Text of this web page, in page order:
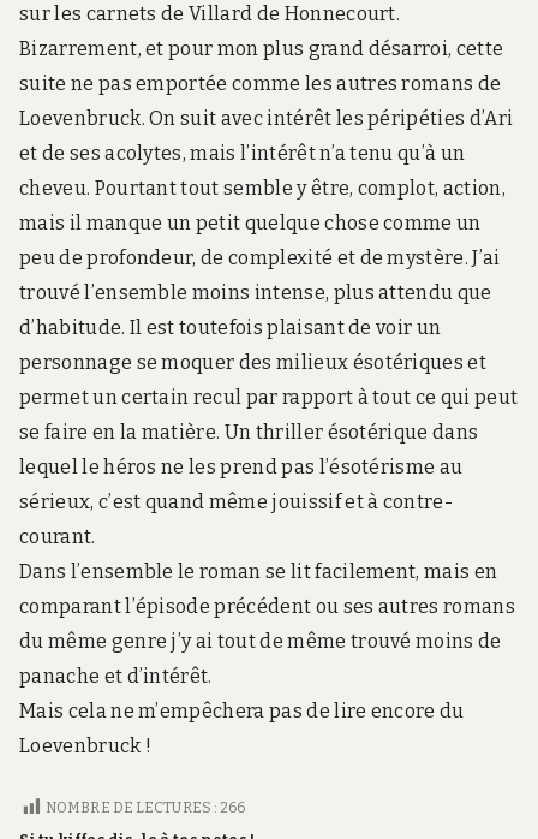
sur les carnets de Villard de Honnecourt.
Bizarrement, et pour mon plus grand désarroi, cette
suite ne pas emportée comme les autres romans de
Loevenbruck. On suit avec intérêt les péripéties d’Ari
et de ses acolytes, mais l’intérêt n’a tenu qu’à un
cheveu. Pourtant tout semble y être, complot, action,
mais il manque un petit quelque chose comme un
peu de profondeur, de complexité et de mystère. J’ai
trouvé l’ensemble moins intense, plus attendu que
d’habitude. Il est toutefois plaisant de voir un
personnage se moquer des milieux ésotériques et
permet un certain recul par rapport à tout ce qui peut
se faire en la matière. Un thriller ésotérique dans
lequel le héros ne les prend pas l’ésotérisme au
sérieux, c’est quand même jouissif et à contre-
courant.
Dans l’ensemble le roman se lit facilement, mais en
comparant l’épisode précédent ou ses autres romans
du même genre j’y ai tout de même trouvé moins de
panache et d’intérêt.
Mais cela ne m’empêchera pas de lire encore du
Loevenbruck !
NOMBRE DE LECTURES : 266